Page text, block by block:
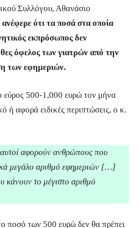
Συλλόγου, Αθανάσιο
ανέφερε ότι τα ποσά στα οποία
εκπρόσωπος δεν
όφελος των γιατρών από την
των εφημεριών.
εύρος 500-1,000 ευρώ τον μήνα
ή αφορά ειδικές περιπτώσεις, ο κ.
αφορούν ανθρώπους που
μεγάλο αριθμό εφημεριών […]
κάνουν το μέγιστο αριθμό
ποσό των 500 ευρώ δεν θα πρέπει